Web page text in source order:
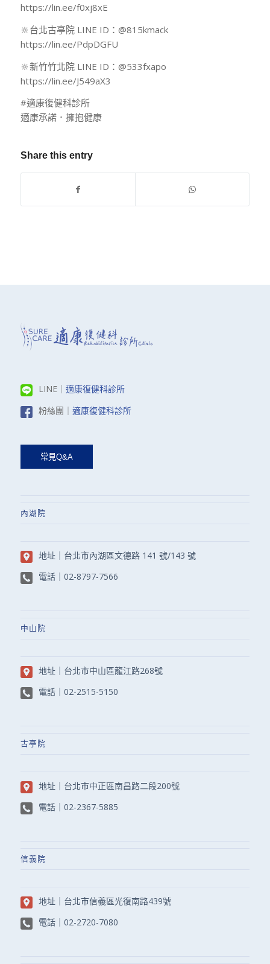
https://lin.ee/f0xj8xE
🔆台北古亭院 LINE ID：@815kmack
https://lin.ee/PdpDGFU
🔆新竹竹北院 LINE ID：@533fxapo
https://lin.ee/J549aX3
#適康復健科診所
適康承諾．擁抱健康
Share this entry
LINE｜ 適康復健科診所
粉絲團｜ 適康復健科診所
內湖院
地址｜ 台北市內湖區文德路 141 號/143 號
電話｜ 02-8797-7566
中山院
地址｜ 台北市中山區龍江路268號
電話｜ 02-2515-5150
古亭院
地址｜ 台北市中正區南昌路二段200號
電話｜ 02-2367-5885
信義院
地址｜ 台北市信義區光復南路439號
電話｜ 02-2720-7080